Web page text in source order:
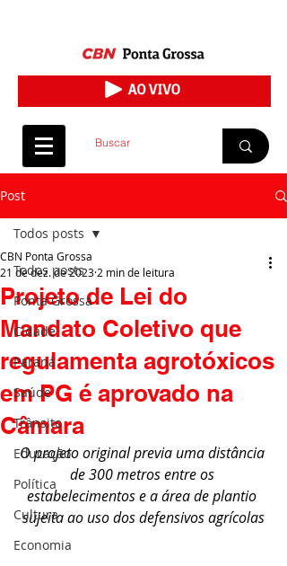
Post
Todos posts
Ponta Grossa
Cidade
Paraná
Saúde
Trânsito
Educação
Política
Cultura
Economia
Todos posts
Projeto de Lei do
Mandato Coletivo que
regulamenta agrotóxicos
em PG é aprovado na
Câmara
CBN Ponta Grossa
21 de dez. de 2023 2 min de leitura
O projeto original previa uma distância
de 300 metros entre os
estabelecimentos e a área de plantio
sujeita ao uso dos defensivos agrícolas